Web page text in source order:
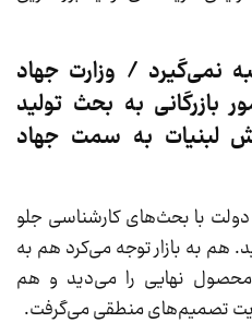
نمی‌گیرد / وزارت جهاد
بازرگانی به بحث تولید
لبنیات به سمت جهاد
با بحث‌های کارشناسی جلو
به بازار توجه می‌کرد هم به
محصول نهایی را می‌دید و هم
تصمیم‌های منطقی می‌گرفت.